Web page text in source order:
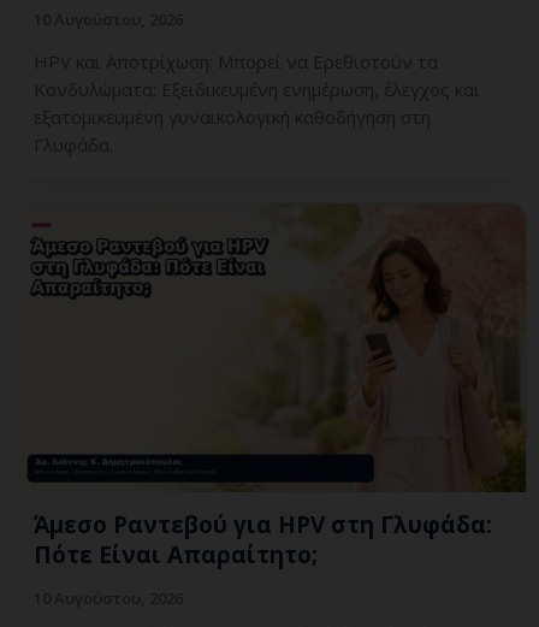
HPV και Αποτρίχωση: Μπορεί να Ερεθιστούν τα
Κονδυλώματα; Εξειδικευμένη ενημέρωση, έλεγχος και
εξατομικευμένη γυναικολογική καθοδήγηση στη
Γλυφάδα.
Άμεσο Ραντεβού για HPV στη Γλυφάδα:
Πότε Είναι Απαραίτητο;